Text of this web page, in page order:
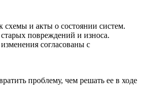
схемы и акты о состоянии систем.
повреждений и износа.
согласованы с
проблему, чем решать ее в ходе